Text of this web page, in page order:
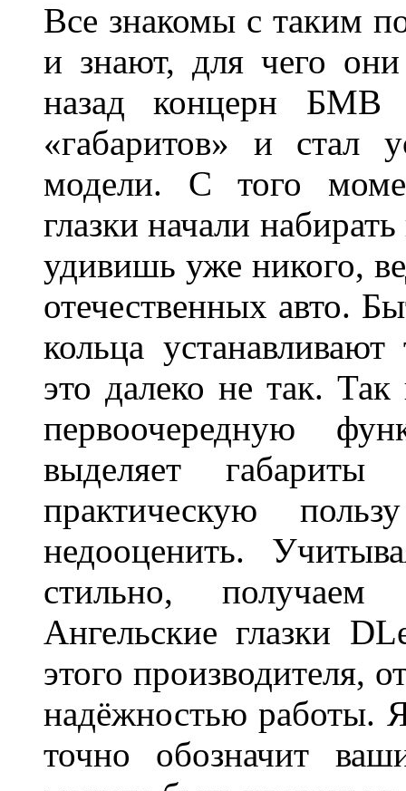
Все знакомы с таким
и знают, для чего
назад концерн БМВ
«габаритов» и стал
модели. С того
глазки начали
удивишь уже никого,
отечественных авто.
кольца
это далеко не так. Так
первоочередную
выделяет
практическую
недооценить.
стильно,
Ангельские глазки
этого производителя,
надёжностью работы.
точно обозначит